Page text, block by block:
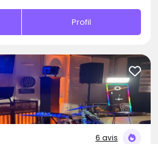
Profil
6 avis